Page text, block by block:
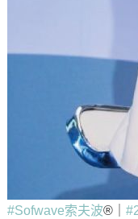
#Sofwave索夫波®｜